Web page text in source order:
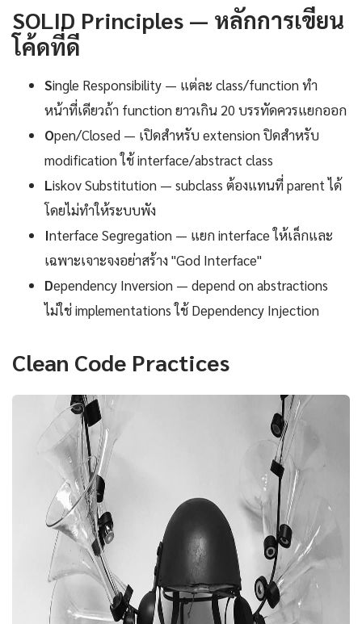
SOLID Principles — หลักการเขียน
โค้ดที่ดี
Single Responsibility — แต่ละ class/function ทำ
หน้าที่เดียวถ้า function ยาวเกิน 20 บรรทัดควรแยกออก
Open/Closed — เปิดสำหรับ extension ปิดสำหรับ
modification ใช้ interface/abstract class
Liskov Substitution — subclass ต้องแทนที่ parent ได้
โดยไม่ทำให้ระบบพัง
Interface Segregation — แยก interface ให้เล็กและ
เฉพาะเจาะจงอย่าสร้าง "God Interface"
Dependency Inversion — depend on abstractions
ไม่ใช่ implementations ใช้ Dependency Injection
Clean Code Practices